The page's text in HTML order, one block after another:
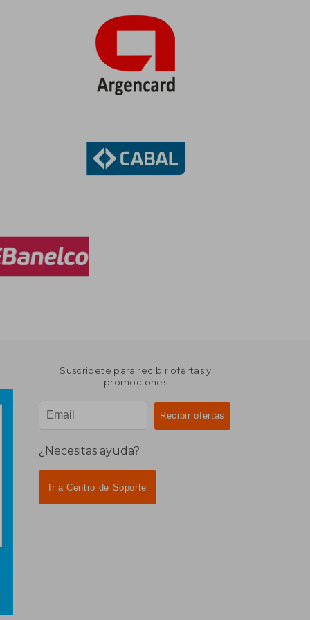
Suscríbete para recibir ofertas y
promociones
¿Necesitas ayuda?
Ir a Centro de Soporte